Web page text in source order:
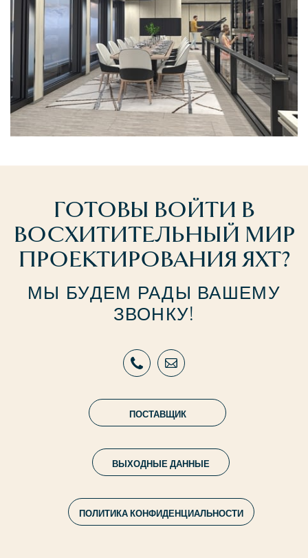
ГОТОВЫ ВОЙТИ В
ВОСХИТИТЕЛЬНЫЙ МИР
ПРОЕКТИРОВАНИЯ ЯХТ?
МЫ БУДЕМ РАДЫ ВАШЕМУ
ЗВОНКУ!
ПОСТАВЩИК
ВЫХОДНЫЕ ДАННЫЕ
ПОЛИТИКА КОНФИДЕНЦИАЛЬНОСТИ